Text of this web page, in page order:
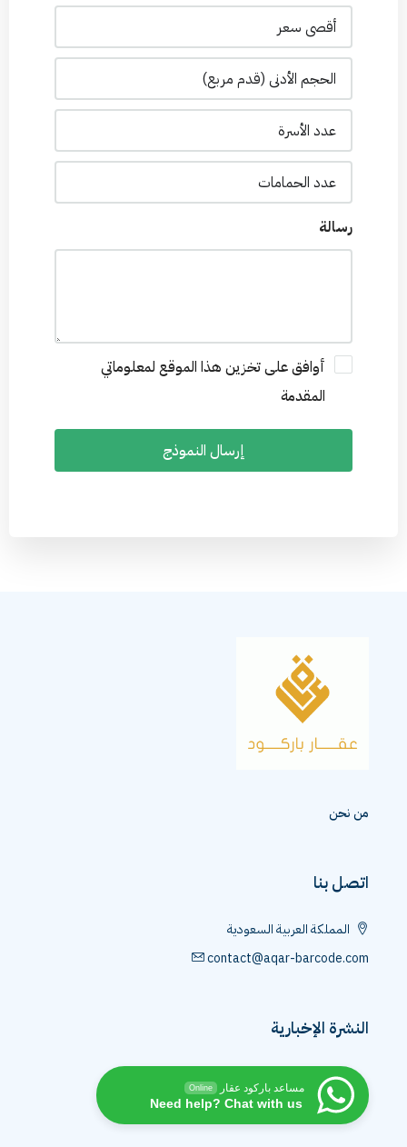
رسالة
أوافق على تخزين هذا الموقع لمعلوماتي
المقدمة
إرسال النموذج
من نحن
اتصل بنا
المملكة العربية السعودية
contact@aqar-barcode.com
النشرة الإخبارية
مساعد باركود عقار Online
Need help? Chat with us